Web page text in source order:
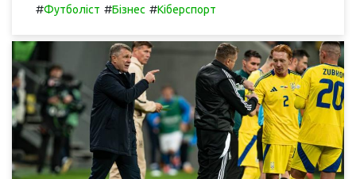
#Футболіст #Бізнес #Кіберспорт